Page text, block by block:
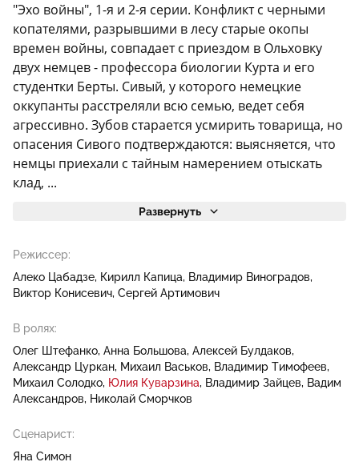
"Эхо войны", 1-я и 2-я серии. Конфликт с черными
копателями, разрывшими в лесу старые окопы
времен войны, совпадает с приездом в Ольховку
двух немцев - профессора биологии Курта и его
студентки Берты. Сивый, у которого немецкие
оккупанты расстреляли всю семью, ведет себя
агрессивно. Зубов старается усмирить товарища, но
опасения Сивого подтверждаются: выясняется, что
немцы приехали с тайным намерением отыскать
клад, ...
Развернуть
Режиссер:
Алеко Цабадзе Кирилл Капица Владимир Виноградов
Виктор Конисевич Сергей Артимович
В ролях:
Олег Штефанко Анна Большова Алексей Булдаков
Александр Цуркан Михаил Васьков
Владимир Тимофеев
Михаил Солодко Юлия Куварзина Владимир Зайцев
Вадим
Александров
Николай Сморчков
Сценарист:
Яна Симон